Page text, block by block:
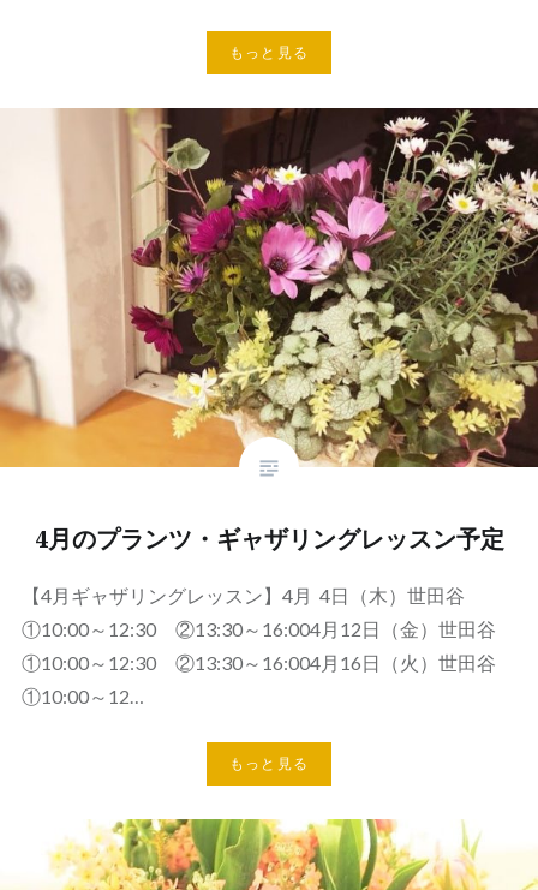
もっと見る
4月のプランツ・ギャザリングレッスン予定
【4月ギャザリングレッスン】4月 4日（木）世田谷
①10:00～12:30 ②13:30～16:004月12日（金）世田谷
①10:00～12:30 ②13:30～16:004月16日（火）世田谷
①10:00～12…
もっと見る